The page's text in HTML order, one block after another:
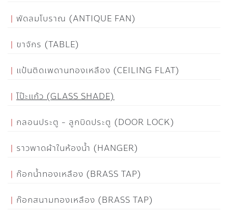
พัดลมโบราณ (ANTIQUE FAN)
ขาจักร (TABLE)
แป้นติดเพดานทองเหลือง (CEILING FLAT)
โป๊ะแก้ว (GLASS SHADE)
กลอนประตู - ลูกบิดประตู (DOOR LOCK)
ราวพาดผ้าในห้องน้ำ (HANGER)
ก๊อกน้ำทองเหลือง (BRASS TAP)
ก๊อกสนามทองเหลือง (BRASS TAP)